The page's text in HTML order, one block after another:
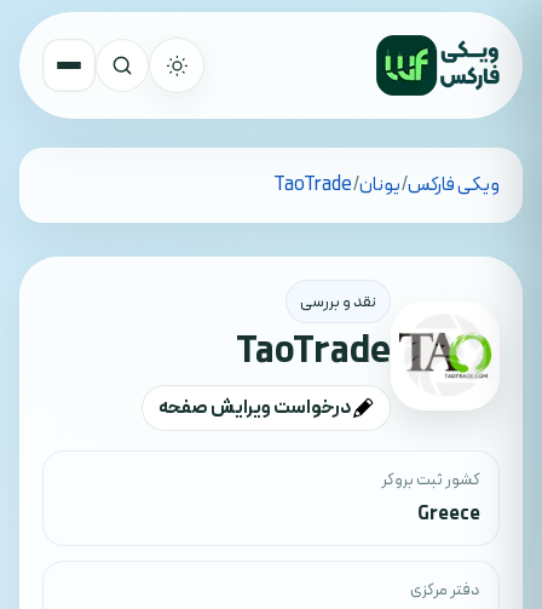
تمام کشورهاویکی فارکس/یونان/
TaoTrade
نقد و بررسی
TaoTrade
درخواست ویرایش صفحه
کشور ثبت بروکر
Greece
دفتر مرکزی